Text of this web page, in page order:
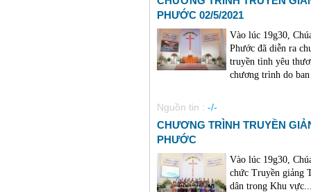
PHƯỚC 02/5/2021
Vào lúc 19g30,
Phước đã diễn ra
truyền tình yêu
chương trình do
Nguồn tin : -/-
CHƯƠNG TRÌNH TRUYỀN
PHƯỚC
Vào lúc 19g30,
chức Truyền giảng
dân trong Khu